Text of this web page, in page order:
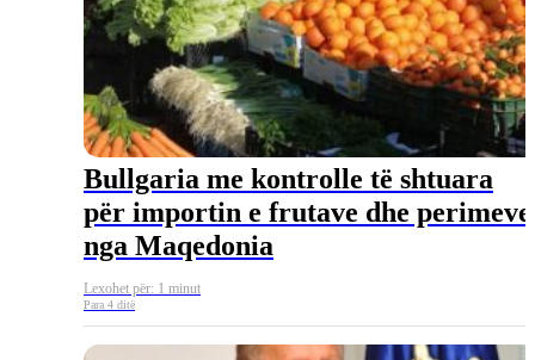
Bullgaria me kontrolle të shtuara
për importin e frutave dhe perimeve
nga Maqedonia
Lexohet për: 1 minut
Para 4 ditë